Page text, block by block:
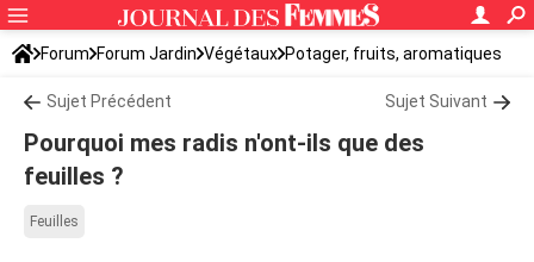
Forum Forum Jardin Végétaux Potager, fruits, aromatiques
Sujet Précédent Sujet Suivant
Pourquoi mes radis n'ont-ils que des
feuilles ?
Feuilles